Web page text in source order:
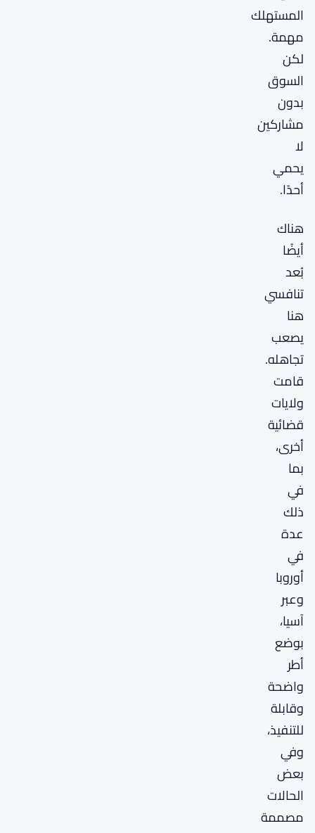
المستهلك
مهمة.
لكن
السوق
بدون
مشاركين
لا
يحمي
أحدًا.
هناك
أيضًا
بُعد
تنافسي
هنا
يصعب
تجاهله.
قامت
ولايات
قضائية
أخرى،
بما
في
ذلك
عدة
في
أوروبا
وعبر
آسيا،
بوضع
أطر
واضحة
وقابلة
للتنفيذ،
وفي
بعض
الحالات
مصممة